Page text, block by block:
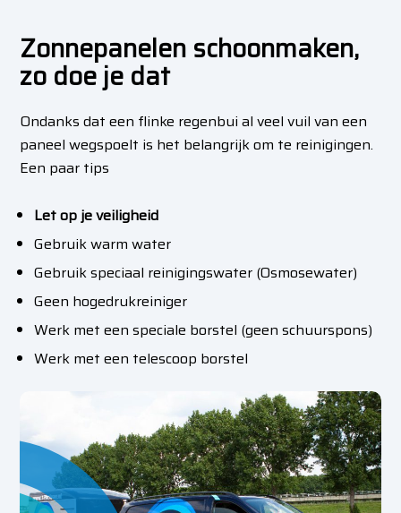
Zonnepanelen schoonmaken,
zo doe je dat
Ondanks dat een flinke regenbui al veel vuil van een
paneel wegspoelt is het belangrijk om te reinigingen.
Een paar tips
Let op je veiligheid
Gebruik warm water
Gebruik speciaal reinigingswater (Osmosewater)
Geen hogedrukreiniger
Werk met een speciale borstel (geen schuurspons)
Werk met een telescoop borstel